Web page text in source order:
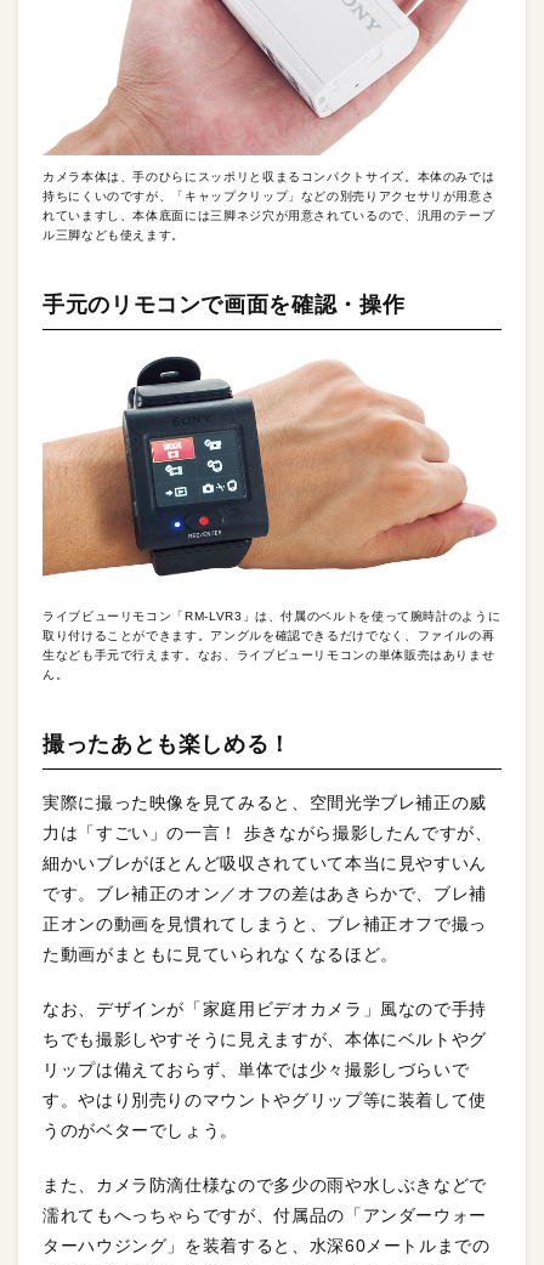
カメラ本体は、手のひらにスッポリと収まるコンパクトサイズ。本体のみでは
持ちにくいのですが、「キャップクリップ」などの別売りアクセサリが用意さ
れていますし、本体底面には三脚ネジ穴が用意されているので、汎用のテーブ
ル三脚なども使えます。
手元のリモコンで画面を確認・操作
ライブビューリモコン「RM-LVR3」は、付属のベルトを使って腕時計のように
取り付けることができます。アングルを確認できるだけでなく、ファイルの再
生なども手元で行えます。なお、ライブビューリモコンの単体販売はありませ
ん。
撮ったあとも楽しめる！
実際に撮った映像を見てみると、空間光学ブレ補正の威
力は「すごい」の一言！ 歩きながら撮影したんですが、
細かいブレがほとんど吸収されていて本当に見やすいん
です。ブレ補正のオン／オフの差はあきらかで、ブレ補
正オンの動画を見慣れてしまうと、ブレ補正オフで撮っ
た動画がまともに見ていられなくなるほど。
なお、デザインが「家庭用ビデオカメラ」風なので手持
ちでも撮影しやすそうに見えますが、本体にベルトやグ
リップは備えておらず、単体では少々撮影しづらいで
す。やはり別売りのマウントやグリップ等に装着して使
うのがベターでしょう。
また、カメラ防滴仕様なので多少の雨や水しぶきなどで
濡れてもへっちゃらですが、付属品の「アンダーウォー
ターハウジング」を装着すると、水深60メートルまでの